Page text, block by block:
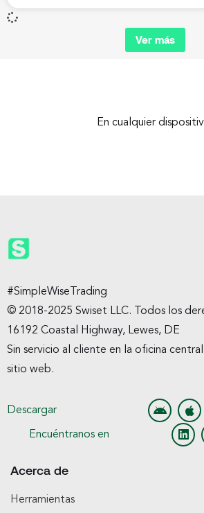
Ver más
En cualquier
#SimpleWiseTrading
© 2018-2025 Swiset LLC. Todos los
16192 Coastal Highway, Lewes, DE
Sin servicio al cliente en la oficina
sitio web.
Descargar
Encuéntranos en
Acerca de
Herramientas